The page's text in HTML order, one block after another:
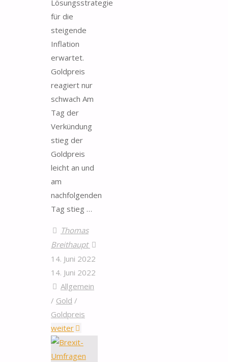
Lösungsstrategie
für die
steigende
Inflation
erwartet.
Goldpreis
reagiert nur
schwach Am
Tag der
Verkündung
stieg der
Goldpreis
leicht an und
am
nachfolgenden
Tag stieg …
Thomas
Breithaupt
14. Juni 2022
14. Juni 2022
Allgemein
/ Gold /
Goldpreis
weiter"EZB
plant
Zinsanhebung